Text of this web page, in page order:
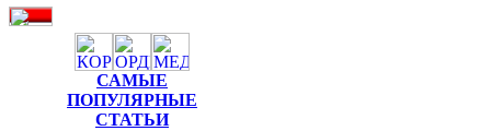
САМЫЕ
ПОПУЛЯРНЫЕ
СТАТЬИ